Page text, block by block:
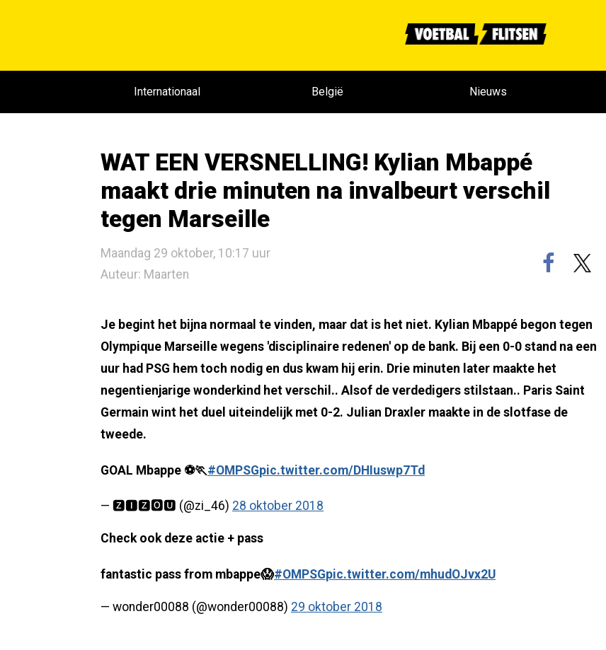
Internationaal België Nieuws
WAT EEN VERSNELLING! Kylian Mbappé
maakt drie minuten na invalbeurt verschil
tegen Marseille
Maandag 29 oktober, 10:17 uur
Auteur: Maarten
Je begint het bijna normaal te vinden, maar dat is het niet. Kylian Mbappé begon tegen
Olympique Marseille wegens 'disciplinaire redenen' op de bank. Bij een 0-0 stand na een
uur had PSG hem toch nodig en dus kwam hij erin. Drie minuten later maakte het
negentienjarige wonderkind het verschil.. Alsof de verdedigers stilstaan.. Paris Saint
Germain wint het duel uiteindelijk met 0-2. Julian Draxler maakte in de slotfase de
tweede.
GOAL Mbappe ⚽🏃#OMPSGpic.twitter.com/DHIuswp7Td
— 🆉🅸🆉🅾🆄 (@zi_46) 28 oktober 2018
Check ook deze actie + pass
fantastic pass from mbappe😱#OMPSGpic.twitter.com/mhudOJvx2U
— wonder00088 (@wonder00088) 29 oktober 2018